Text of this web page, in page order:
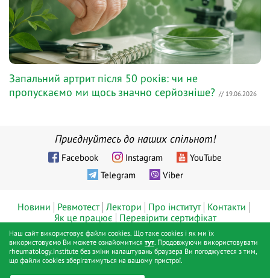
Запальний артрит після 50 років: чи не
пропускаємо ми щось значно серйозніше? // 19.06.2026
Приєднуйтесь до наших спільнот!
Facebook Instagram
YouTube
Telegram
Viber
Новини Ревмотест Лектори Про інститут Контакти
Як це працює
Перевірити сертифікат
© ТОВ «Діджитал хелс», Інститут ревматології™, Київ, 2019 - 2026
pp.
Публічна оферта | Політика конфіденційності
Наш сайт використовує файли cookies. Що таке cookies і як ми їх
використовуємо Ви можете ознайомитися тут. Продовжуючи використовувати
rheumatology.institute без зміни налаштувань браузера Ви погоджуєтеся з тим,
що файли cookies зберігатимуться на вашому пристрої.